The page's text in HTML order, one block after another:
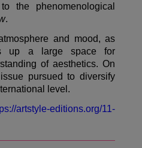
the phenomenological
.
and mood, as
up a large space for
of aesthetics. On
pursued to diversify
level.
artstyle-editions.org/11-